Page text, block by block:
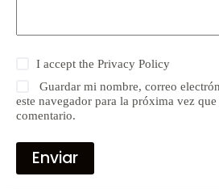
I accept thePrivacy Policy
Guardar mi nombre, correo
este navegador para la próxima vez que
comentario.
Enviar